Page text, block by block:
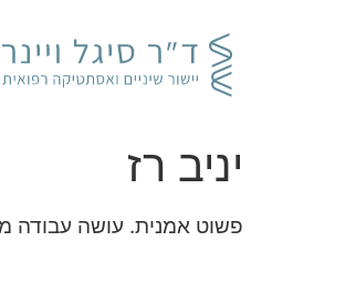
יניב רז
פשוט אמנית. עושה עבודה